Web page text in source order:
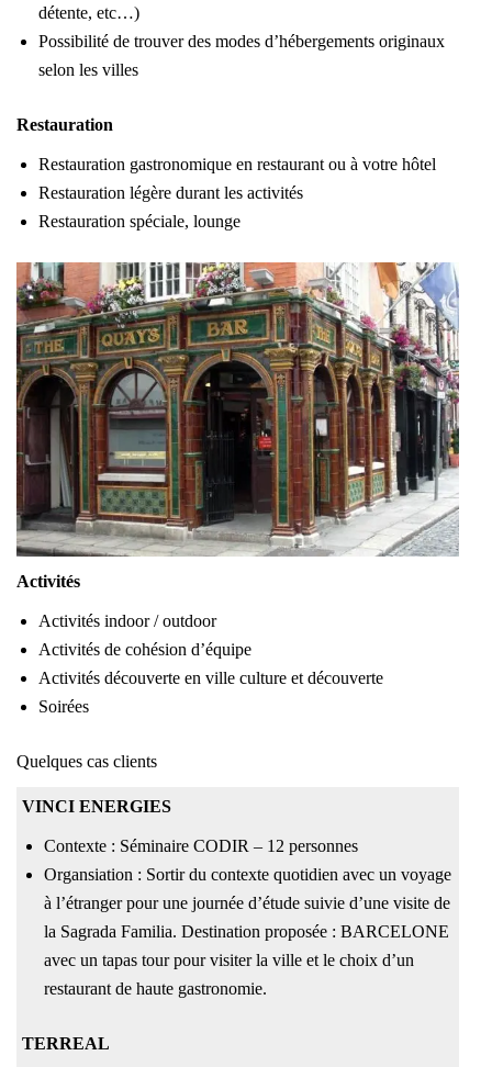
détente, etc…)
Possibilité de trouver des modes d’hébergements originaux
selon les villes
Restauration
Restauration gastronomique en restaurant ou à votre hôtel
Restauration légère durant les activités
Restauration spéciale, lounge
Activités
Activités indoor / outdoor
Activités de cohésion d’équipe
Activités découverte en ville culture et découverte
Soirées
Quelques cas clients
VINCI ENERGIES
Contexte : Séminaire CODIR – 12 personnes
Organsiation : Sortir du contexte quotidien avec un voyage
à l’étranger pour une journée d’étude suivie d’une visite de
la Sagrada Familia. Destination proposée : BARCELONE
avec un tapas tour pour visiter la ville et le choix d’un
restaurant de haute gastronomie.
TERREAL